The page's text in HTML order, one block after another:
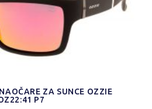
ZA SUNCE OZZIE
P7